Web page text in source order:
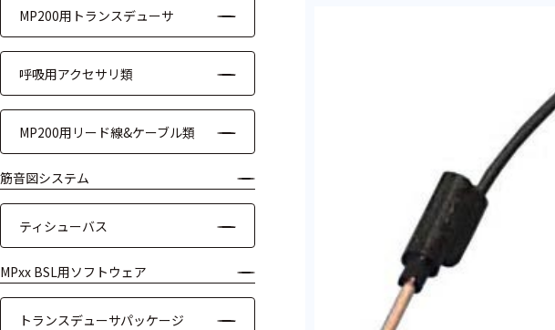
トリガー
ケーブル
テレメー
タ
MP200用トランスデューサ
呼吸用アクセサリ類
MP200用リード線&ケーブル類
筋音図システム
ティシューバス
MPxx BSL用ソフトウェア
トランスデューサパッケージ